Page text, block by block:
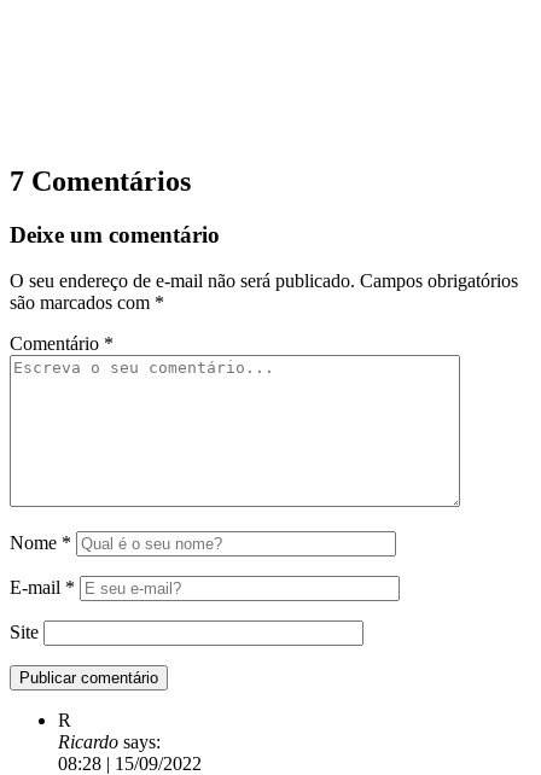
7 Comentários
Deixe um comentário
O seu endereço de e-mail não será publicado. Campos obrigatórios
são marcados com *
Comentário *
Nome *
E-mail *
Site
R
Ricardo says:
08:28 | 15/09/2022